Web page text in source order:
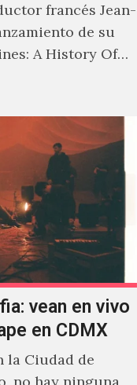
francés Jean-
de su
A History Of
vean en vivo
en CDMX
la Ciudad de